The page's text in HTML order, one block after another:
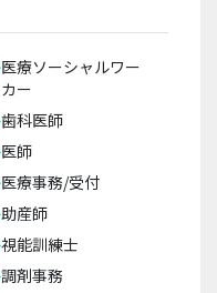
医療ソーシャルワー
カー
歯科医師
医師
医療事務/受付
助産師
視能訓練士
調剤事務